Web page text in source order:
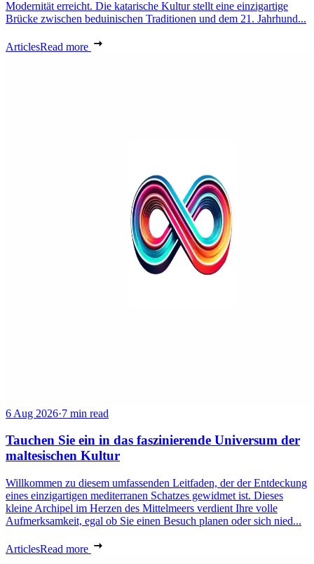
Modernität erreicht. Die katarische Kultur stellt eine einzigartige
Brücke zwischen beduinischen Traditionen und dem 21. Jahrhund...
ArticlesRead more
6 Aug 2026·7 min read
Tauchen Sie ein in das faszinierende Universum der
maltesischen Kultur
Willkommen zu diesem umfassenden Leitfaden, der der Entdeckung
eines einzigartigen mediterranen Schatzes gewidmet ist. Dieses
kleine Archipel im Herzen des Mittelmeers verdient Ihre volle
Aufmerksamkeit, egal ob Sie einen Besuch planen oder sich nied...
ArticlesRead more